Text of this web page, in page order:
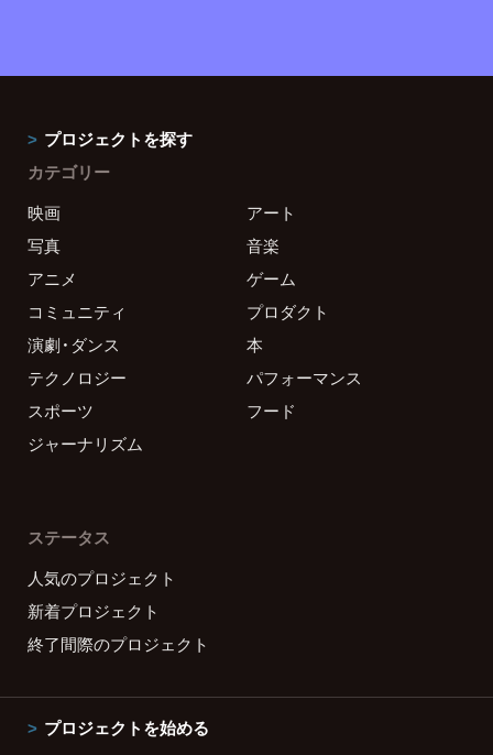
プロジェクトを探す
カテゴリー
映画
アート
写真
音楽
アニメ
ゲーム
コミュニティ
プロダクト
演劇・ダンス
本
テクノロジー
パフォーマンス
スポーツ
フード
ジャーナリズム
ステータス
人気のプロジェクト
新着プロジェクト
終了間際のプロジェクト
プロジェクトを始める